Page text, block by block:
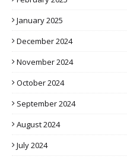
January 2025
December 2024
November 2024
October 2024
September 2024
August 2024
July 2024